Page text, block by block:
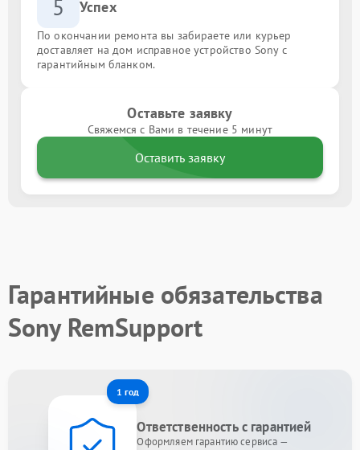
5 Успех
По окончании ремонта вы забираете или курьер
доставляет на дом исправное устройство Sony с
гарантийным бланком.
Оставьте заявку
Свяжемся с Вами в течение 5 минут
Оставить заявку
Гарантийные обязательства
Sony RemSupport
1 год
Ответственность с гарантией
Оформляем гарантию сервиса —